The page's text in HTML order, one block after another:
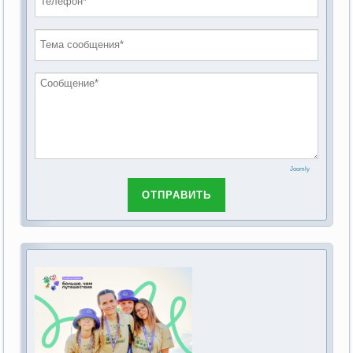
обсуждению Федерального закона Российской
основах социального обслуживания граждан в
2019 год
2018 год
Joomly
ОТПРАВИТЬ